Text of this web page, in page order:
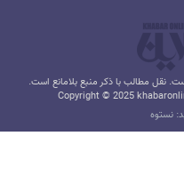
نقل مطالب با ذکر منبع بلامانع است.
Copyright © 2025
نستوه